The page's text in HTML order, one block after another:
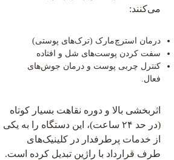
می‌کنند:
درمان استرچ‌مارک (ترک‌های پوستی)
سفت کردن پوست‌های شل و افتاده
کنترل چربی پوست و درمان جوش‌های
فعال.
اثربخشی بالا و دوره نقاهت بسیار کوتاه
(در حد ۲۴ ساعت)، این دستگاه را به یکی
از خدمات پرطرفدار در کلینیک‌های
طرف قرارداد با راژین تبدیل کرده است.